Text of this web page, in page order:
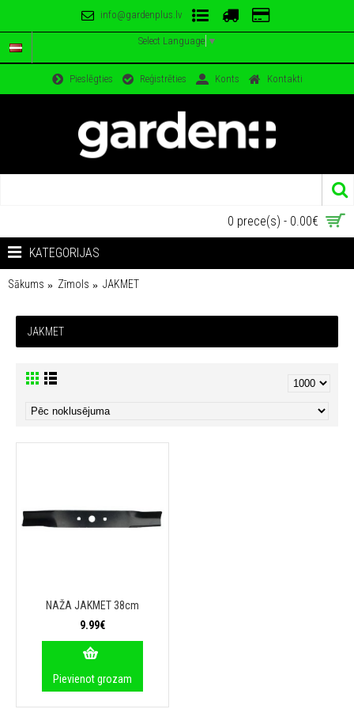
info@gardenplus.lv
Select Language ▼
Pieslēgties Reģistrēties Konts Kontakti
0 prece(s) - 0.00€
KATEGORIJAS
Sākums Zīmols JAKMET
JAKMET
NAŽA JAKMET 38cm
9.99€
Pievienot grozam